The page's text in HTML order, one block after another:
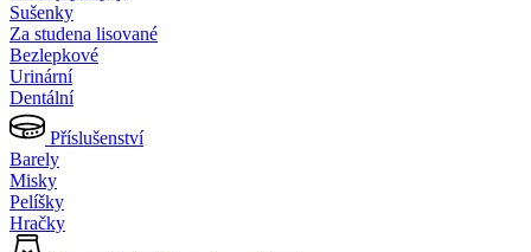
Sušenky
Za studena lisované
Bezlepkové
Urinární
Dentální
Příslušenství
Barely
Misky
Pelíšky
Hračky